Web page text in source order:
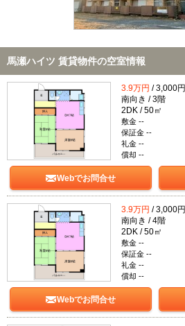
馬瀬ハイツ 賃貸物件の空室情報
3.9万円 / 3,000円
南向き / 3階
2DK / 50㎡
敷金 --
保証金 --
礼金 --
償却 --
Webでお問合せ
3.9万円 / 3,000円
南向き / 4階
2DK / 50㎡
敷金 --
保証金 --
礼金 --
償却 --
Webでお問合せ